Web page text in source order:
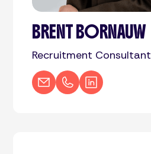
BRENT BORNAUW
Recruitment Consultant